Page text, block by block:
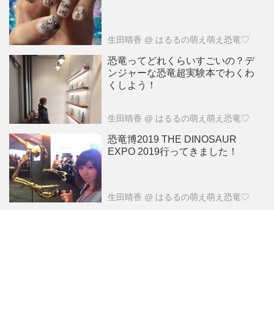
生田晴香 @ はるるの萌え萌え恐竜♡
恐竜ってどれくらいすごいの？デ
ンジャーな恐竜超実験本でわくわ
くしよう！
生田晴香 @ はるるの萌え萌え恐竜♡
恐竜博2019 THE DINOSAUR
EXPO 2019行ってきました！
生田晴香 @ はるるの萌え萌え恐竜♡